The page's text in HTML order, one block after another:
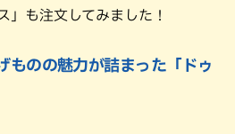
」も注文してみました！
ものの魅力が詰まった「ドゥ